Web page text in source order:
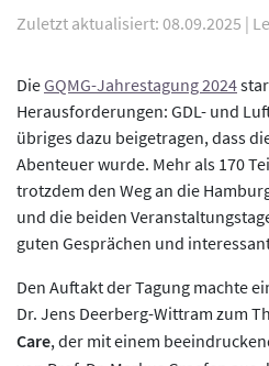
Zuletzt aktualisiert: 08.09.2025 |
DieGQMG-Jahrestagung 2024
Herausforderungen: GDL- und
übriges dazu beigetragen, dass
Abenteuer wurde. Mehr als 170
trotzdem den Weg an die
und die beiden
guten Gesprächen und
Den Auftakt der Tagung machte
Dr. Jens Deerberg-Wittram zum
Care, der mit einem